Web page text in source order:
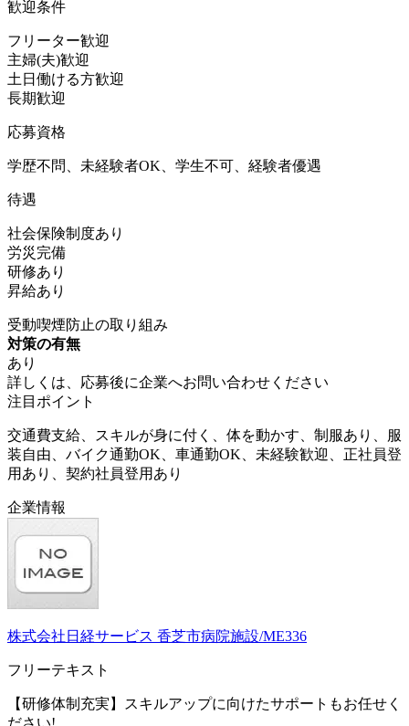
歓迎条件
フリーター歓迎
主婦(夫)歓迎
土日働ける方歓迎
長期歓迎
応募資格
学歴不問、未経験者OK、学生不可、経験者優遇
待遇
社会保険制度あり
労災完備
研修あり
昇給あり
受動喫煙防止の取り組み
対策の有無
あり
詳しくは、応募後に企業へお問い合わせください
注目ポイント
交通費支給、スキルが身に付く、体を動かす、制服あり、服
装自由、バイク通勤OK、車通勤OK、未経験歓迎、正社員登
用あり、契約社員登用あり
企業情報
株式会社日経サービス 香芝市病院施設/ME336
フリーテキスト
【研修体制充実】スキルアップに向けたサポートもお任せく
ださい!